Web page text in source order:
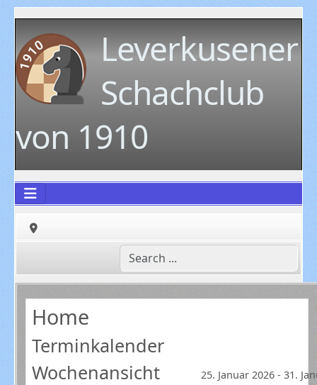
Leverkusener
Schachclub
von 1910
Home
Terminkalender
Wochenansicht
25. Januar 2026 - 31.